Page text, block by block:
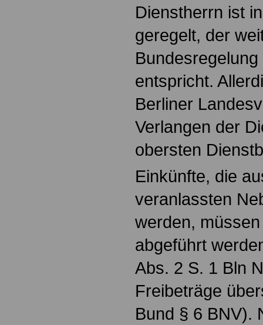
Dienstherrn ist
geregelt, der
entspricht.
Berliner
Verlangen der
obersten
Einkünfte, die
veranlassten
werden,
abgeführt
Abs. 2 S. 1 Bln
Freibeträge
Bund § 6 BNV).